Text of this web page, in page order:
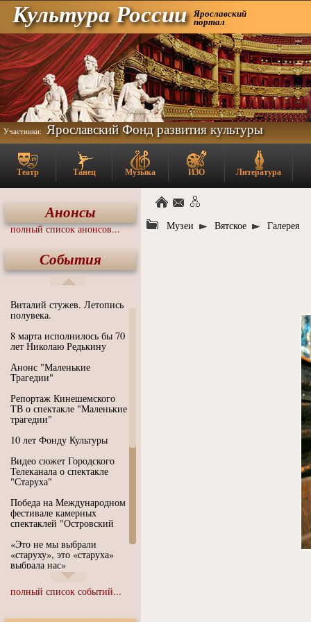
Культура России Ярославский
портал
Участники: Ярославский Фонд развития культуры
Театр Танец Музыка ИЗО Литература
Анонсы
полный список анонсов...
События
Виталий стужев. Летопись
полувека.
8 марта исполнилось бы 70
лет Николаю Редькину
Анонс "Маленькие
Трагедии"
Репортаж Кинешемского
ТВ о спектакле "Маленькие
трагедии"
10 лет Фонду Культуры
Видео сюжет Городского
Телеканала о спектакле
"Старуха"
Победа на Международном
фестивале камерных
спектаклей "Островский
«Это не мы выбрали
«старуху», это «старуха»
выбрала нас»
Иммерсивный спектакль
"Язык чистого полета
полный список событий...
Музеи Вятское Галерея